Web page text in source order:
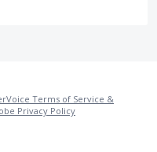
Terms of Service &
Privacy Policy